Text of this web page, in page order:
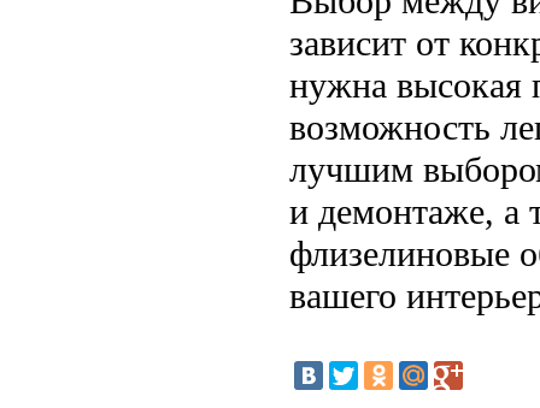
зависит от
нужна высокая
возможность
лучшим
и демонтаже, а
флизелиновые
вашего